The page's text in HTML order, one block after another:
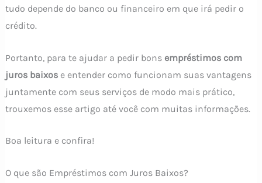
tudo depende do banco ou financeiro em que irá pedir o
crédito.
Portanto, para te ajudar a pedir bons empréstimos com
juros baixose entender como funcionam suas vantagens
juntamente com seus serviços de modo mais prático,
trouxemos esse artigo até você com muitas informações.
Boa leitura e confira!
O que são Empréstimos com Juros Baixos?